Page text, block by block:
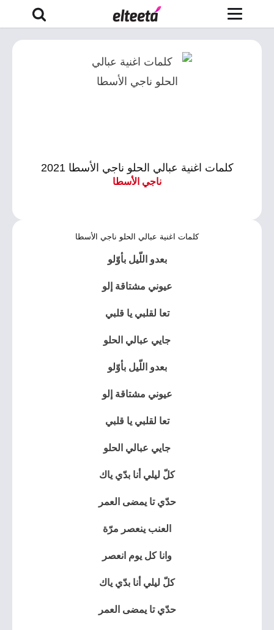
كلمات اغنية عبالي الحلو ناجي الأسطا 2021
ناجي الأسطا
كلمات اغنية عبالي الحلو ناجي الأسطا
بعدو اللّيل بأوّلو
عيوني مشتاقة إلو
تعا لقلبي يا قلبي
جايي عبالي الحلو
بعدو اللّيل بأوّلو
عيوني مشتاقة إلو
تعا لقلبي يا قلبي
جايي عبالي الحلو
كلّ ليلي أنا بدّي ياك
حدّي تا يمضى العمر
العنب ينعصر مرّة
وانا كل يوم انعصر
كلّ ليلي أنا بدّي ياك
حدّي تا يمضى العمر